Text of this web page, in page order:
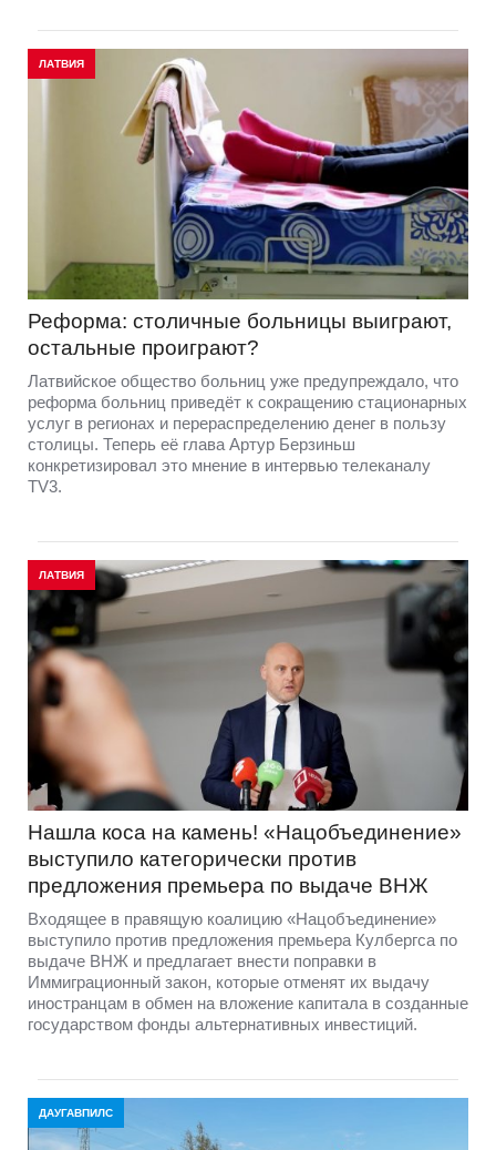
ЛАТВИЯ
Реформа: столичные больницы выиграют,
остальные проиграют?
Латвийское общество больниц уже предупреждало, что
реформа больниц приведёт к сокращению стационарных
услуг в регионах и перераспределению денег в пользу
столицы. Теперь её глава Артур Берзиньш
конкретизировал это мнение в интервью телеканалу
TV3.
ЛАТВИЯ
Нашла коса на камень! «Нацобъединение»
выступило категорически против
предложения премьера по выдаче ВНЖ
Входящее в правящую коалицию «Нацобъединение»
выступило против предложения премьера Кулбергса по
выдаче ВНЖ и предлагает внести поправки в
Иммиграционный закон, которые отменят их выдачу
иностранцам в обмен на вложение капитала в созданные
государством фонды альтернативных инвестиций.
ДАУГАВПИЛС